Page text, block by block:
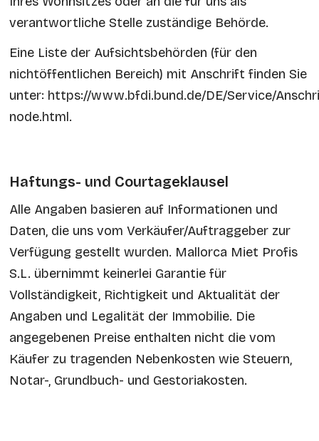
verantwortliche Stelle zuständige Behörde.
Eine Liste der Aufsichtsbehörden (für den
nichtöffentlichen Bereich) mit Anschrift finden Sie
unter: https://www.bfdi.bund.de/DE/Service/
node.html.
Haftungs- und Courtageklausel
Alle Angaben basieren auf Informationen und
Daten, die uns vom Verkäufer/Auftraggeber zur
Verfügung gestellt wurden. Mallorca Miet Profis
S.L. übernimmt keinerlei Garantie für
Vollständigkeit, Richtigkeit und Aktualität der
Angaben und Legalität der Immobilie. Die
angegebenen Preise enthalten nicht die vom
Käufer zu tragenden Nebenkosten wie Steuern,
Notar-, Grundbuch- und Gestoriakosten.